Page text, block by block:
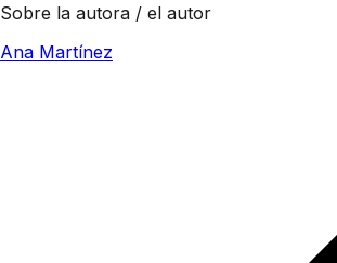
Sobre la autora / el autor
Ana Martínez